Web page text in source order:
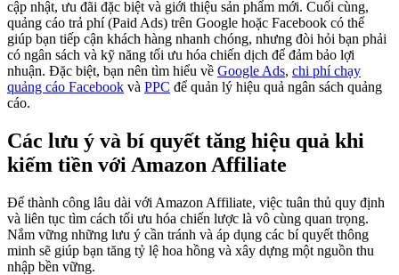
cập nhật, ưu đãi đặc biệt và giới thiệu sản phẩm mới. Cuối cùng,
quảng cáo trả phí (Paid Ads) trên Google hoặc Facebook có thể
giúp bạn tiếp cận khách hàng nhanh chóng, nhưng đòi hỏi bạn phải
có ngân sách và kỹ năng tối ưu hóa chiến dịch để đảm bảo lợi
nhuận. Đặc biệt, bạn nên tìm hiểu về Google Ads, chi phí chạy
quảng cáo Facebook và PPC để quản lý hiệu quả ngân sách quảng
cáo.
Các lưu ý và bí quyết tăng hiệu quả khi
kiếm tiền với Amazon Affiliate
Để thành công lâu dài với Amazon Affiliate, việc tuân thủ quy định
và liên tục tìm cách tối ưu hóa chiến lược là vô cùng quan trọng.
Nắm vững những lưu ý cần tránh và áp dụng các bí quyết thông
minh sẽ giúp bạn tăng tỷ lệ hoa hồng và xây dựng một nguồn thu
nhập bền vững.